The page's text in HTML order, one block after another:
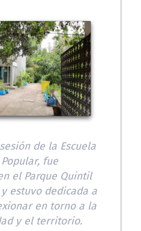
de la Escuela
fue
el Parque Quintil
estuvo dedicada a
en torno a la
y el territorio.